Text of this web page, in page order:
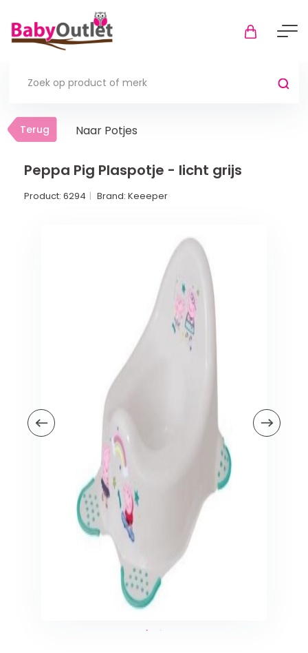
Terug
Thuis
In de box
Veiligheid buiten de deur
Meer
Kindermeubels
Schommelstoelen en wipstoeltjes
Terug Naar Potjes
Peppa Pig Plaspotje - licht grijs
Product: 6294 Brand: Keeeper